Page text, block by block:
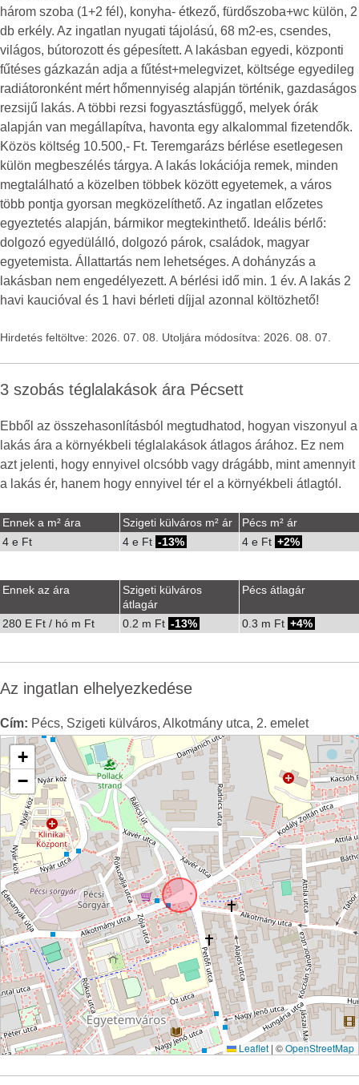
három szoba (1+2 fél), konyha- étkező, fürdőszoba+wc külön, 2
db erkély. Az ingatlan nyugati tájolású, 68 m2-es, csendes,
világos, bútorozott és gépesített. A lakásban egyedi, központi
fűtéses gázkazán adja a fűtést+melegvizet, költsége egyedileg
radiátoronként mért hőmennyiség alapján történik, gazdaságos
rezsijű lakás. A többi rezsi fogyasztásfüggő, melyek órák
alapján van megállapítva, havonta egy alkalommal fizetendők.
Közös költség 10.500,- Ft. Teremgarázs bérlése esetlegesen
külön megbeszélés tárgya. A lakás lokációja remek, minden
megtalálható a közelben többek között egyetemek, a város
több pontja gyorsan megközelíthető. Az ingatlan előzetes
egyeztetés alapján, bármikor megtekinthető. Ideális bérlő:
dolgozó egyedülálló, dolgozó párok, családok, magyar
egyetemista. Állattartás nem lehetséges. A dohányzás a
lakásban nem engedélyezett. A bérlési idő min. 1 év. A lakás 2
havi kaucióval és 1 havi bérleti díjjal azonnal költözhető!
Hirdetés feltöltve: 2026. 07. 08. Utoljára módosítva: 2026. 08. 07.
3 szobás téglalakások ára Pécsett
Ebből az összehasonlításból megtudhatod, hogyan viszonyul a
lakás ára a környékbeli téglalakások átlagos árához. Ez nem
azt jelenti, hogy ennyivel olcsóbb vagy drágább, mint amennyit
a lakás ér, hanem hogy ennyivel tér el a környékbeli átlagtól.
Ennek a m² ára Szigeti külváros m² ár
Pécs m² ár
4 e Ft
4 e Ft -13% 4 e Ft 2%
Ennek az ára
Szigeti külváros
átlagár
Pécs átlagár
280 E Ft / hó m Ft 0.2 m Ft -13% 0.3 m Ft 4%
Az ingatlan elhelyezkedése
Cím: Pécs, Szigeti külváros, Alkotmány utca, 2. emelet
+
−
Leaflet | ©OpenStreetMap